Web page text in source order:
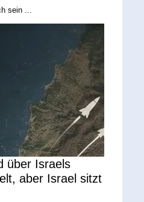
sein ...
über Israels
aber Israel sitzt